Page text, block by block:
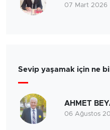
07 Mart 2026
Sevip yaşamak için ne
AHMET
06 Ağustos